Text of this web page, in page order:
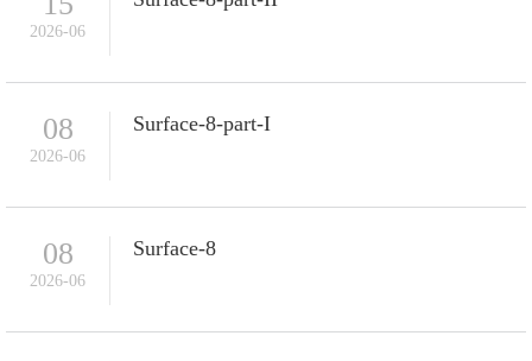
2026-06
08
2026-06
Surface-8-part-I
08
2026-06
Surface-8